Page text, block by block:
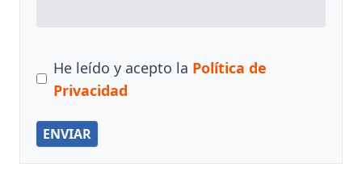
He leído y acepto la Política de
Privacidad
ENVIAR